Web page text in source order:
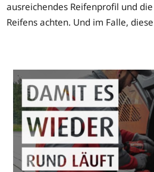
ausreichendes Reifenprofil und
Reifens achten. Und im Falle,